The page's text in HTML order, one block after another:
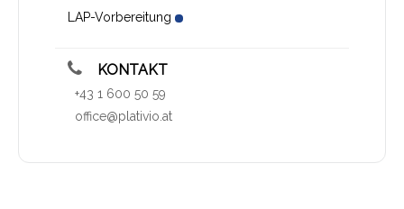
LAP-Vorbereitung
KONTAKT
+43 1 600 50 59
office@plativio.at